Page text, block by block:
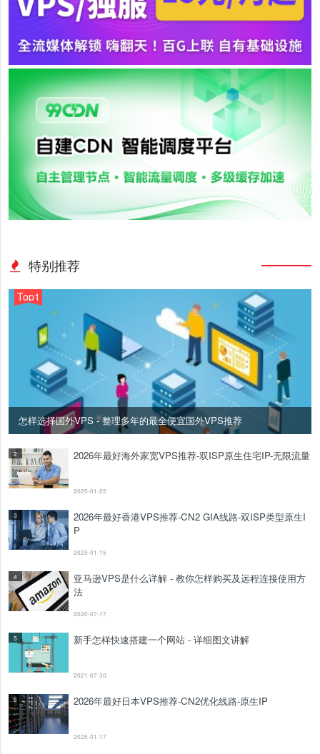
特别推荐
Top1
怎样选择国外VPS - 整理多年的最全便宜国外VPS推荐
2 2026年最好海外家宽VPS推荐-双ISP原生住宅IP-无限流量
2025-01-25
3
2026年最好香港VPS推荐-CN2 GIA线路-双ISP类型原生I
P
2025-01-15
4
亚马逊VPS是什么详解 - 教你怎样购买及远程连接使用方
法
2020-07-17
5 新手怎样快速搭建一个网站 - 详细图文讲解
2021-07-30
6 2026年最好日本VPS推荐-CN2优化线路-原生IP
2025-01-17